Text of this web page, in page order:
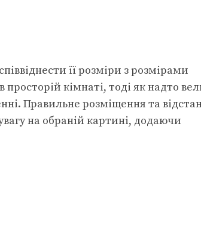
її розміри з розмірами
кімнаті, тоді як надто
Правильне розміщення та
на обраній картині, додаючи